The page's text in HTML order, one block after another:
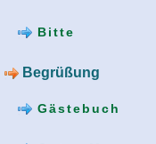
Bitte
Begrüßung
Gästebuch